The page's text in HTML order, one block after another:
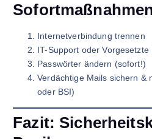
Internetverbindung trennen
IT-Support oder Vorgesetzte
Passwörter ändern (sofort!)
Verdächtige Mails sichern &
oder BSI)
Fazit: